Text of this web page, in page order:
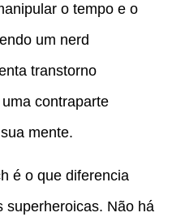
o tempo e o
um nerd
transtorno
contraparte
mente.
é o que diferencia
superheroicas. Não há